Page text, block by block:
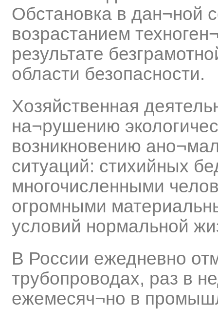
Обстановка в дан¬ной
возрастанием
результате
области безопасности.
Хозяйственная
на¬рушению
возникновению
ситуаций: стихийных
многочисленными
огромными
условий нормальной
В России ежедневно
трубопроводах, раз в
ежемесяч¬но в